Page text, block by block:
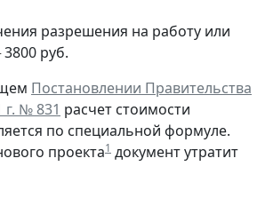
разрешения на работу или
3800 руб.
Постановлении Правительства
г. № 831 расчет стоимости
по специальной формуле.
проекта1 документ утратит